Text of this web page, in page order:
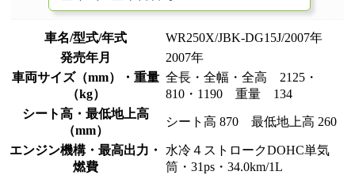
車名/型式/年式
WR250X/JBK-DG15J/2007年
発売年月
2007年
車両サイズ（mm）・重量
（kg）
全長・全幅・全高 2125・
810・1190 重量 134
シート高・最低地上高
（mm）
シート高 870 最低地上高 260
エンジン機構・最高出力・
燃費
水冷４ストロークDOHC単気
筒・31ps・34.0km/1L